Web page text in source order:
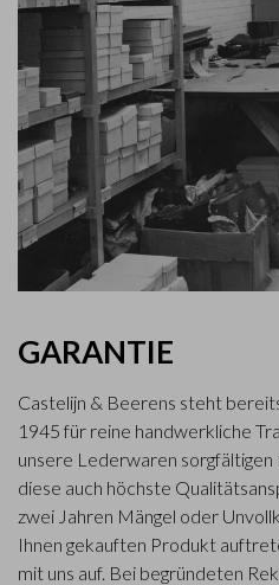
GARANTIE
Castelijn & Beerens steht
1945 für reine handwerkliche
unsere Lederwaren
diese auch höchste
zwei Jahren Mängel oder
Ihnen gekauften Produkt
mit uns auf. Bei begründeten